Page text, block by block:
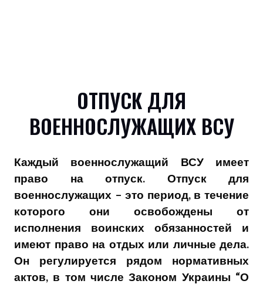
ОТПУСК ДЛЯ
ВОЕННОСЛУЖАЩИХ ВСУ
Каждый военнослужащий ВСУ имеет
право на отпуск. Отпуск для
военнослужащих – это период, в течение
которого они освобождены от
исполнения воинских обязанностей и
имеют право на отдых или личные дела.
Он регулируется рядом нормативных
актов, в том числе Законом Украины “О